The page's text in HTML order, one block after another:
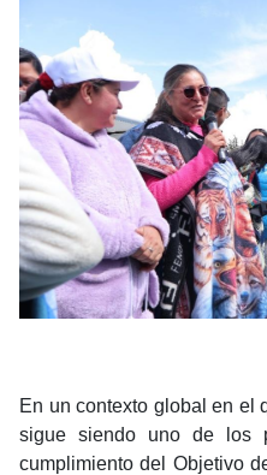
En un contexto global en el
sigue siendo uno de los
cumplimiento del Objetivo